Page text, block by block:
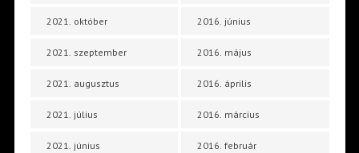
2021. október
2021. szeptember
2021. augusztus
2021. július
2021. június
2016. június
2016. május
2016. április
2016. március
2016. február